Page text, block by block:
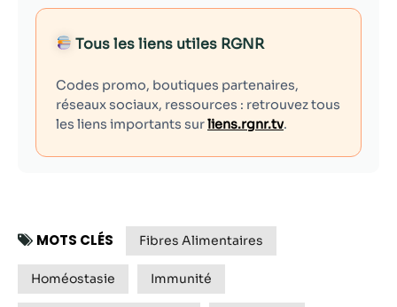
Tous les liens utiles RGNR
Codes promo, boutiques partenaires,
réseaux sociaux, ressources : retrouvez tous
les liens importants surliens.rgnr.tv.
MOTS CLÉS Fibres Alimentaires
Homéostasie Immunité